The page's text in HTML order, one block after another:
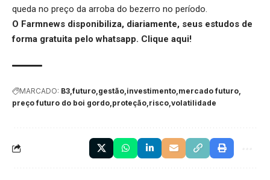
queda no preço da arroba do bezerro no período.
O Farmnews disponibiliza, diariamente, seus estudos de
forma gratuita pelo whatsapp. Clique aqui!
MARCADO: B3 futuro gestão investimento mercado futuro
preço futuro do boi gordo proteção risco volatilidade